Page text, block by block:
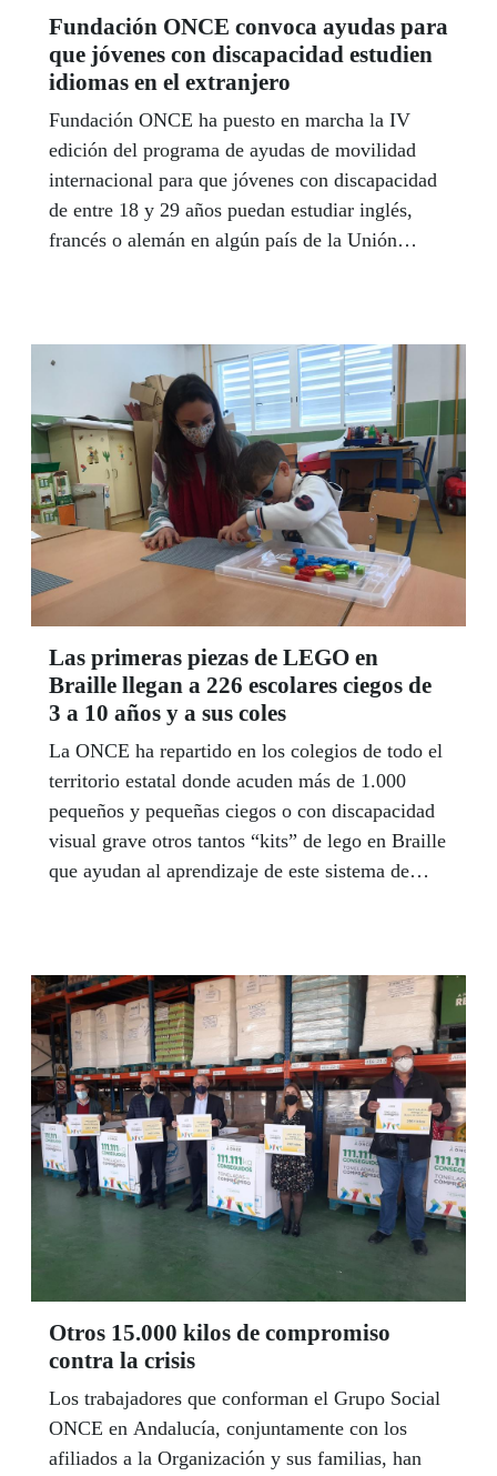
Fundación ONCE convoca ayudas para
que jóvenes con discapacidad estudien
idiomas en el extranjero
Fundación ONCE ha puesto en marcha la IV
edición del programa de ayudas de movilidad
internacional para que jóvenes con discapacidad
de entre 18 y 29 años puedan estudiar inglés,
francés o alemán en algún país de la Unión
francés o alemán y podrán disfrutarse entre
febrero y diciembre de 2021. Los interesados
pueden presentar sus solicitudes hasta el 30 de
septiembre de 2021. En Málaga, Fundación
ONCE, Inserta Empleo y Málaga TechPark, han
firmado un convenio con el objetivo de
promover la formación de las personas con
discapacidad en perfiles profesionales
tecnológicos.
Las primeras piezas de LEGO en
Braille llegan a 226 escolares ciegos de
3 a 10 años y a sus coles
La ONCE ha repartido en los colegios de todo el
territorio estatal donde acuden más de 1.000
pequeños y pequeñas ciegos o con discapacidad
visual grave otros tantos “kits” de lego en Braille
que ayudan al aprendizaje de este sistema de
colegas de clase. En Andalucía se han repartido
un total de 226 para otros tantos escolares. En
concreto se han repartido 86 en Sevilla y Huelva,
57 en Málaga y Córdoba, 55 en Granada,
Almería y Jaén y 28 en Cádiz.
Otros 15.000 kilos de compromiso
contra la crisis
Los trabajadores que conforman el Grupo Social
ONCE en Andalucía, conjuntamente con los
afiliados a la Organización y sus familias, han